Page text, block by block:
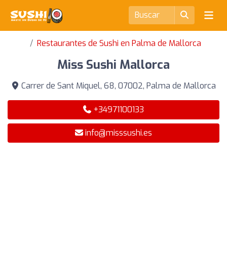
Restaurantes de Sushi en Palma de Mallorca
Miss Sushi Mallorca
Carrer de Sant Miquel, 68, 07002, Palma de Mallorca
+34971100133
info@misssushi.es